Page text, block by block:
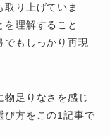
り上げていま
理解すること
でもしっかり再現
物足りなさを感じ
び方をこの1記事で